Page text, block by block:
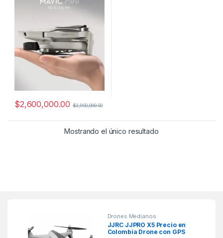
$2,600,000.00 $2,900,000.00
Mostrando el único resultado
Drones Medianos
JJRC JJPRO X5 Precio en
Colombia Drone con GPS